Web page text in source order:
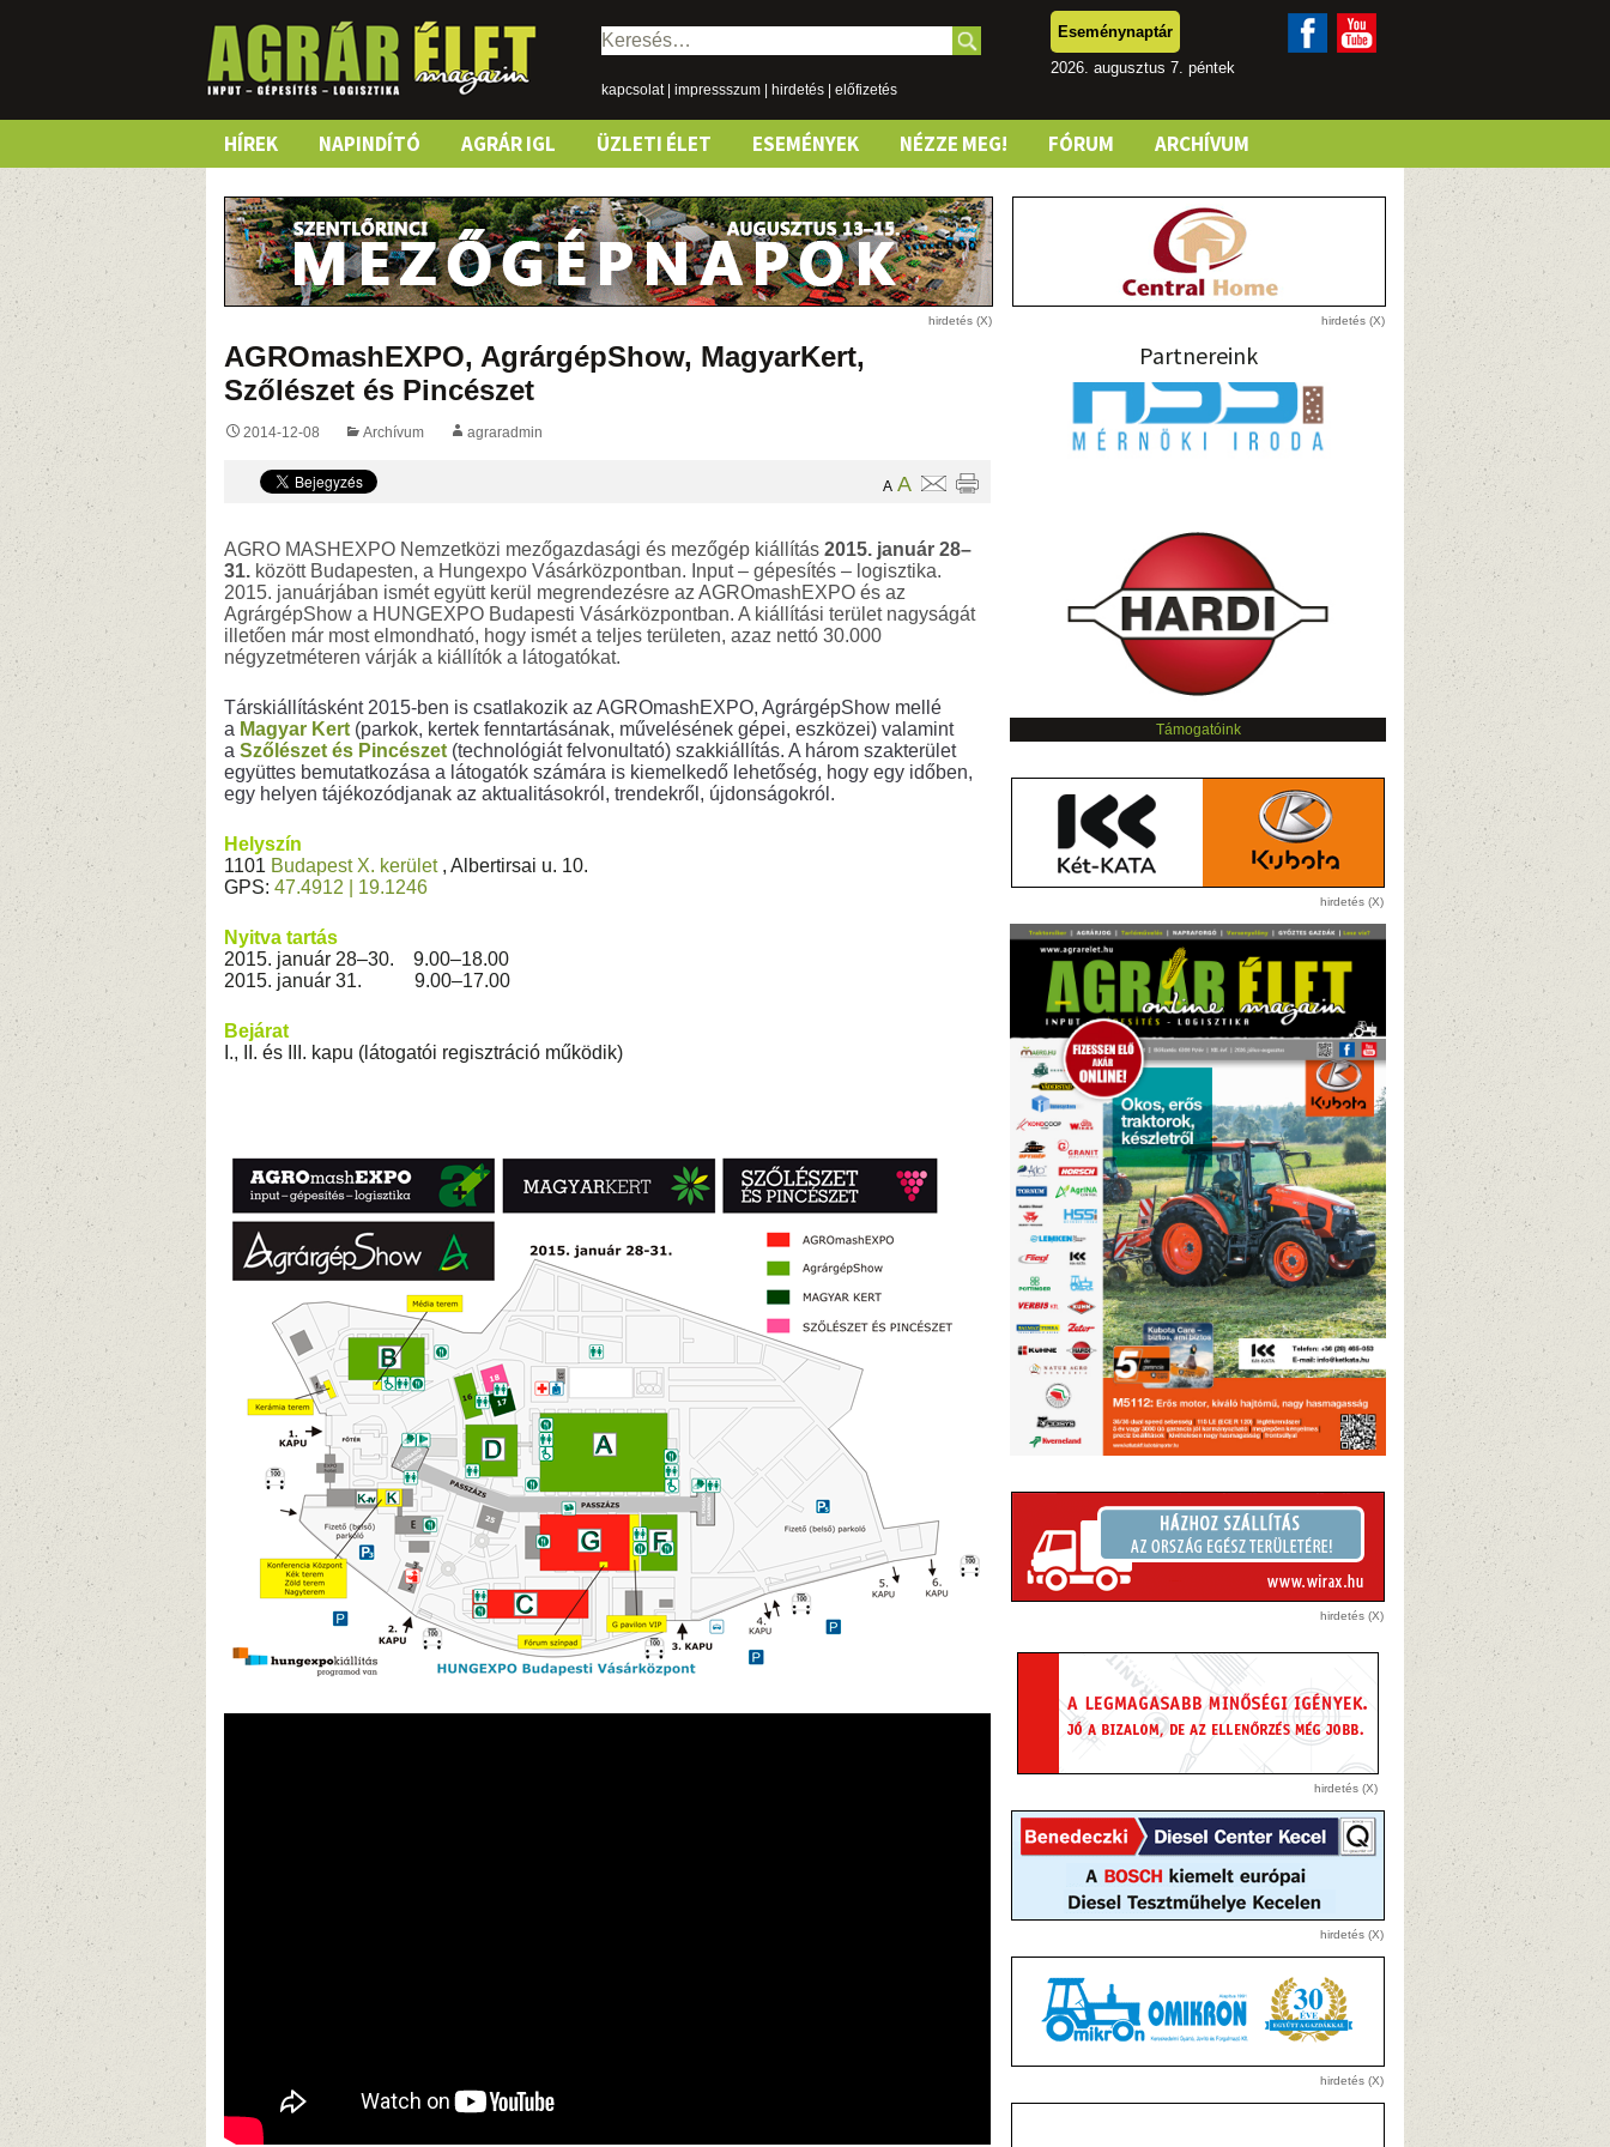
Keresés:
kapcsolat| impressszum hirdetés előfizetés
Eseménynaptár
2026. augusztus 7. péntek
Skip
content
HÍREK NAPINDÍTÓ AGRÁR IGL ÜZLETI ÉLET ESEMÉNYEK NÉZZE MEG! FÓRUM ARCHÍVUM
AGROmashEXPO, AgrárgépShow, MagyarKert,
Szőlészet és Pincészet
2014-12-08 Archívum agraradmin
A A
AGRO MASHEXPO Nemzetközi mezőgazdasági és mezőgép kiállítás 2015. január 28–
31. között Budapesten, a Hungexpo Vásárközpontban. Input – gépesítés – logisztika.
2015. januárjában ismét együtt kerül megrendezésre az AGROmashEXPO és az
AgrárgépShow a HUNGEXPO Budapesti Vásárközpontban. A kiállítási terület nagyságát
illetően már most elmondható, hogy ismét a teljes területen, azaz nettó 30.000
négyzetméteren várják a kiállítók a látogatókat.
Társkiállításként 2015-ben is csatlakozik az AGROmashEXPO, AgrárgépShow mellé
a Magyar Kert (parkok, kertek fenntartásának, művelésének gépei, eszközei) valamint
a Szőlészet és Pincészet (technológiát felvonultató) szakkiállítás. A három szakterület
együttes bemutatkozása a látogatók számára is kiemelkedő lehetőség, hogy egy időben,
egy helyen tájékozódjanak az aktualitásokról, trendekről, újdonságokról.
Helyszín
1101 Budapest X. kerület, Albertirsai u. 10.
GPS: 47.4912 | 19.1246
Nyitva tartás
2015. január 28–30. 9.00–18.00
2015. január 31. 9.00–17.00
Bejárat
I., II. és III. kapu (látogatói regisztráció működik)
Partnereink